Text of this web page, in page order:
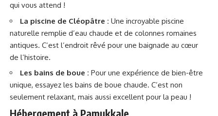
qui vous attend !
La piscine de Cléopâtre : Une incroyable piscine
naturelle remplie d’eau chaude et de colonnes romaines
antiques. C’est l’endroit rêvé pour une baignade au cœur
de l’histoire.
Les bains de boue : Pour une expérience de bien-être
unique, essayez les bains de boue chaude. C’est non
seulement relaxant, mais aussi excellent pour la peau !
Hébergement à Pamukkale